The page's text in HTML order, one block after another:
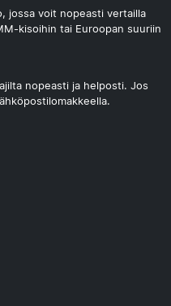
jossa voit nopeasti vertailla
kisoihin tai Euroopan suuriin
nopeasti ja helposti. Jos